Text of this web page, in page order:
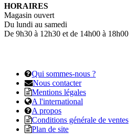
HORAIRES
Magasin ouvert
Du lundi au samedi
De 9h30 à 12h30 et de 14h00 à 18h00
Qui sommes-nous ?
Nous contacter
Mentions légales
A l'international
A propos
Conditions générale de ventes
Plan de site